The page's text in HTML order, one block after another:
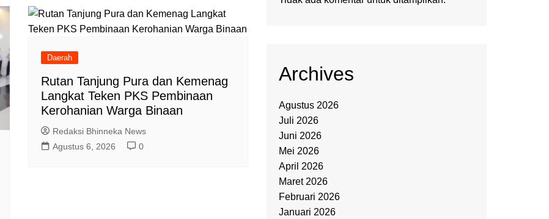
Daerah
Rutan Tanjung Pura dan Kemenag
Langkat Teken PKS Pembinaan
Kerohanian Warga Binaan
Redaksi Bhinneka News
Agustus 6, 2026
0
Archives
Agustus 2026
Juli 2026
Juni 2026
Mei 2026
April 2026
Maret 2026
Februari 2026
Januari 2026